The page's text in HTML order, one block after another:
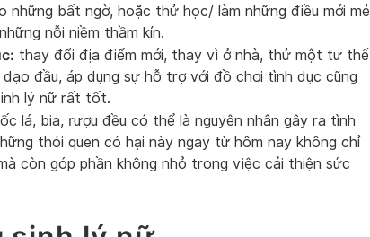
những bất ngờ, hoặc thử học/ làm những điều mới mẻ
nỗi niềm thầm kín.
thay đổi địa điểm mới, thay vì ở nhà, thử một tư thế
đầu, áp dụng sự hỗ trợ với đồ chơi tình dục cũng
lý nữ rất tốt.
lá, bia, rượu đều có thể là nguyên nhân gây ra tình
thói quen có hại này ngay từ hôm nay không chỉ
còn góp phần không nhỏ trong việc cải thiện sức